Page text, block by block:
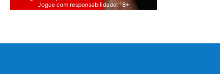
Jogue com responsabilidade. 18+